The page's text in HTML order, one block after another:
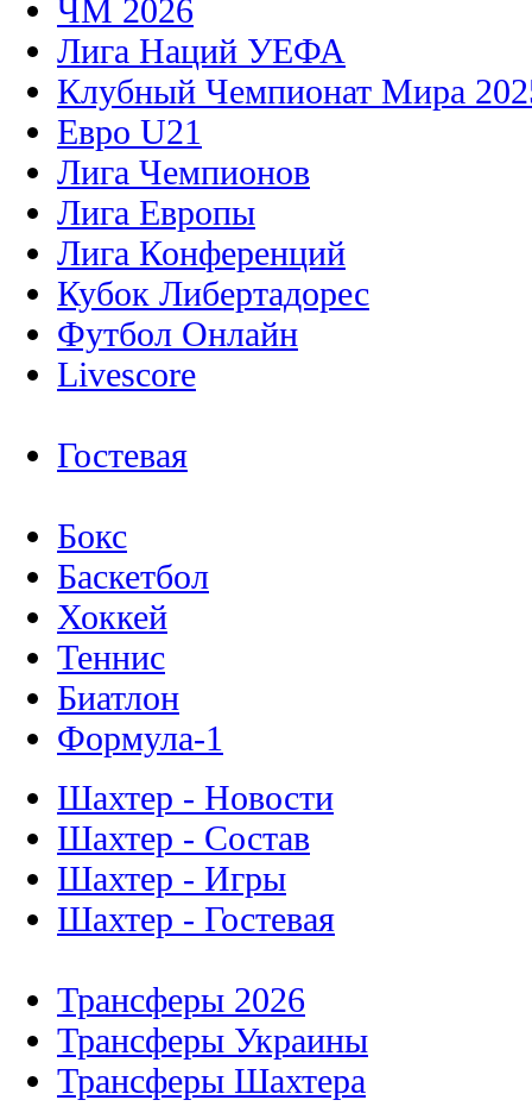
ЧМ 2026
Лига Наций УЕФА
Клубный Чемпионат Мира
Евро U21
Лига Чемпионов
Лига Европы
Лига Конференций
Кубок Либертадорес
Футбол Онлайн
Livescore
Гостевая
Бокс
Баскетбол
Хоккей
Теннис
Биатлон
Формула-1
Шахтер - Новости
Шахтер - Состав
Шахтер - Игры
Шахтер - Гостевая
Трансферы 2026
Трансферы Украины
Трансферы Шахтера